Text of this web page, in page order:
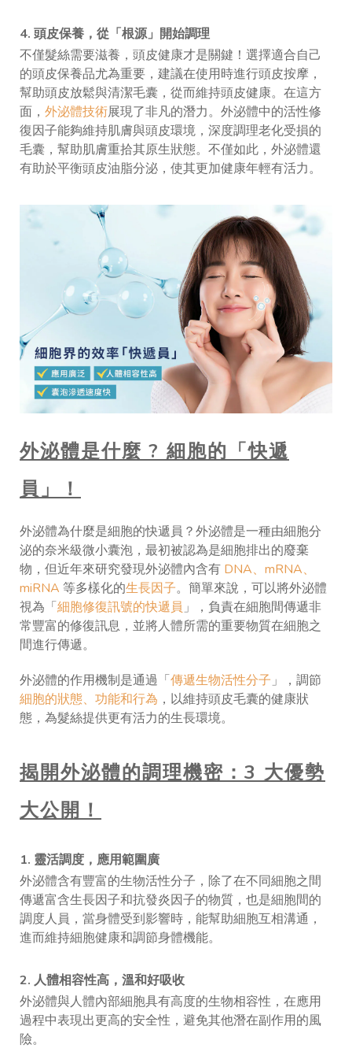
4. 頭皮保養，從「根源」開始調理
不僅髮絲需要滋養，頭皮健康才是關鍵！選擇適合自己
的頭皮保養品尤為重要，建議在使用時進行頭皮按摩，
幫助頭皮放鬆與清潔毛囊，從而維持頭皮健康。在這方
面， 外泌體技術展現了非凡的潛力。外泌體中的活性修
復因子能夠維持肌膚與頭皮環境，深度調理老化受損的
毛囊，幫助肌膚重拾其原生狀態。不僅如此，外泌體還
有助於平衡頭皮油脂分泌，使其更加健康年輕有活力。
外泌體是什麼 ? 細胞的「快遞
員」！
外泌體為什麼是細胞的快遞員？外泌體是一種由細胞分
泌的奈米級微小囊泡，最初被認為是細胞排出的廢棄
物，但近年來研究發現外泌體內含有 DNA、mRNA、
miRNA 等多樣化的生長因子。簡單來說，可以將外泌體
視為「細胞修復訊號的快遞員 」，負責在細胞間傳遞非
常豐富的修復訊息，並將人體所需的重要物質在細胞之
間進行傳遞。
外泌體的作用機制是通過「傳遞生物活性分子 」，調節
細胞的狀態、功能和行為 ，以維持頭皮毛囊的健康狀
態，為髮絲提供更有活力的生長環境。
揭開外泌體的調理機密：3 大優勢
大公開！
1. 靈活調度，應用範圍廣
外泌體含有豐富的生物活性分子，除了在不同細胞之間
傳遞富含生長因子和抗發炎因子的物質，也是細胞間的
調度人員，當身體受到影響時，能幫助細胞互相溝通，
進而維持細胞健康和調節身體機能。
2. 人體相容性高，溫和好吸收
外泌體與人體內部細胞具有高度的生物相容性，在應用
過程中表現出更高的安全性，避免其他潛在副作用的風
險。